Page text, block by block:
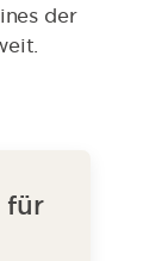
der
für